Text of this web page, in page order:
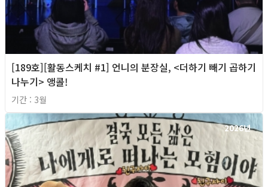
[189호][활동스케치 #1] 언니의 분장실, <더하기 빼기 곱하기
나누기> 앵콜!
기간 : 3월
2026년